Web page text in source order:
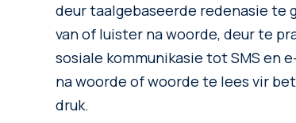
deur taalgebaseerde redenasie te
van of luister na woorde, deur te
sosiale kommunikasie tot SMS en
na woorde of woorde te lees vir
druk.